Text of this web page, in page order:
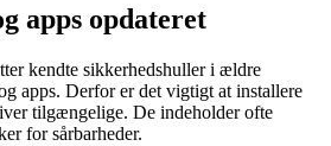
apps opdateret
kendte sikkerhedshuller i ældre
apps. Derfor er det vigtigt at installere
tilgængelige. De indeholder ofte
for sårbarheder.